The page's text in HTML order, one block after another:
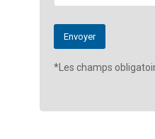
*Les champs